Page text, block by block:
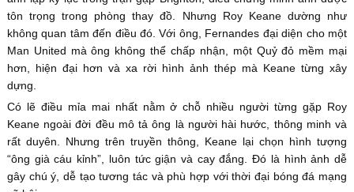
tôn trọng trong phòng thay đồ. Nhưng Roy Keane dường như
không quan tâm đến điều đó. Với ông, Fernandes đại diện cho một
Man United mà ông không thể chấp nhận, một Quỷ đỏ mềm mại
hơn, hiện đại hơn và xa rời hình ảnh thép mà Keane từng xây
dựng.
Có lẽ điều mỉa mai nhất nằm ở chỗ nhiều người từng gặp Roy
Keane ngoài đời đều mô tả ông là người hài hước, thông minh và
rất duyên. Nhưng trên truyền thông, Keane lại chọn hình tượng
“ông già cáu kỉnh”, luôn tức giận và cay đắng. Đó là hình ảnh dễ
gây chú ý, dễ tạo tương tác và phù hợp với thời đại bóng đá mạng